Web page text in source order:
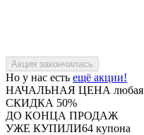
Но у нас есть ещё акции!
НАЧАЛЬНАЯ ЦЕНА любая
СКИДКА 50%
ДО КОНЦА ПРОДАЖ
УЖЕ КУПИЛИ64 купона